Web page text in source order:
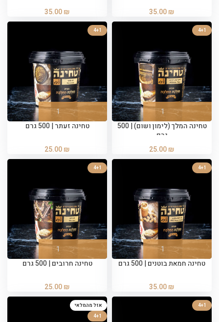
35.00₪
35.00₪
4+1
טחינה המלך (לימון ושום) | 500
גרם
25.00₪
4+1
טחינה זעתר | 500 גרם
25.00₪
4+1
טחינה חמאת בוטנים | 500 גרם
35.00₪
4+1
טחינה חרובים | 500 גרם
25.00₪
4+1
אזל מהמלאי
4+1